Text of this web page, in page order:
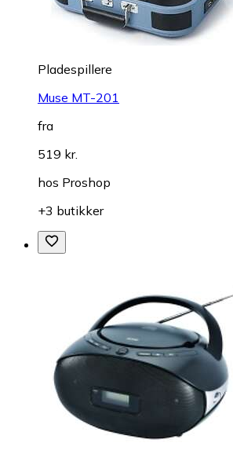
Pladespillere
Muse MT-201
fra
519 kr.
hos Proshop
+3 butikker